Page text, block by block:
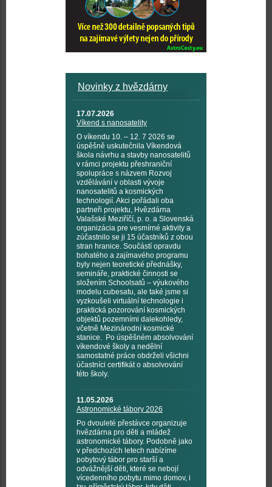
Novinky z hvězdárny
17.07.2026
Víkend s nanosatelity
O víkendu 10. – 12. 7 2026 se
úspěšně uskutečnila Víkendová
škola návrhu a stavby nanosatelitů
v rámci projektu přeshraniční
spolupráce s názvem Rozvoj
vzdělávání v oblasti vývoje
nanosatelitů a kosmických
technologií. Akci pořádali oba
partneři projektu, Hvězdárna
Valašské Meziříčí, p. o. a Slovenská
organizácia pre vesmírné aktivity a
zúčastnilo se ji 15 účastníků z obou
stran hranice. Součástí opravdu
bohatého a zajímavého programu
byly nejen teoretické přednášky,
semináře, praktické činnosti se
složením Schoolsatů – výukového
modelu cubesatu, ale také jsme si
vyzkoušeli virtuální technologie i
praktická pozorování kosmických
objektů pozemními dalekohledy,
včetně Mezinárodní kosmické
stanice. Po úspěšném absolvování
víkendové školy a nedělní
samostatné práce obdrželi všichni
účastníci certifikát o absolvování
této školy.
11.05.2026
Astronomické tábory 2026
Po dvouleté přestávce organizuje
hvězdárna pro děti a mládež
astronomické tábory. Podobně jako
v předchozích letech nabízíme
pobytový tábor pro starší a
odvážnější děti, které se nebojí
vícedenního pobytu mimo domov, i